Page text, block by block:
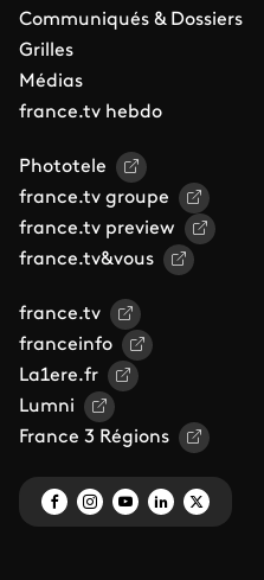
Communiqués & Dossiers
Grilles
Médias
france.tv hebdo
Phototele
france.tv groupe
france.tv preview
france.tv&vous
france.tv
franceinfo
La1ere.fr
Lumni
France 3 Régions